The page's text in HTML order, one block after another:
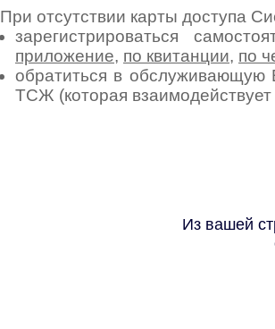
При отсутствии карты доступа
зарегистрироваться
приложение, по квитанции, по
обратиться в
ТСЖ (которая
Из вашей